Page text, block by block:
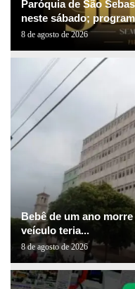
Paróquia de São
neste sábado;
8 de agosto de 2026
Bebê de um ano
veículo teria...
8 de agosto de 2026